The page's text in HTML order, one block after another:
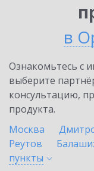
в
Ознакомьтесь с
выберите
консультацию,
продукта.
Москва
Реутов
пункты